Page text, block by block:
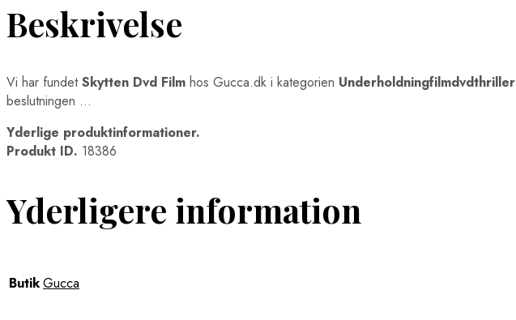
Beskrivelse
Vi har fundetSkytten Dvd Film hos Gucca.dk i kategorien Underholdningfilmdvdthriller
beslutningen …
Yderlige produktinformationer.
Produkt ID. 18386
Yderligere information
ButikGucca